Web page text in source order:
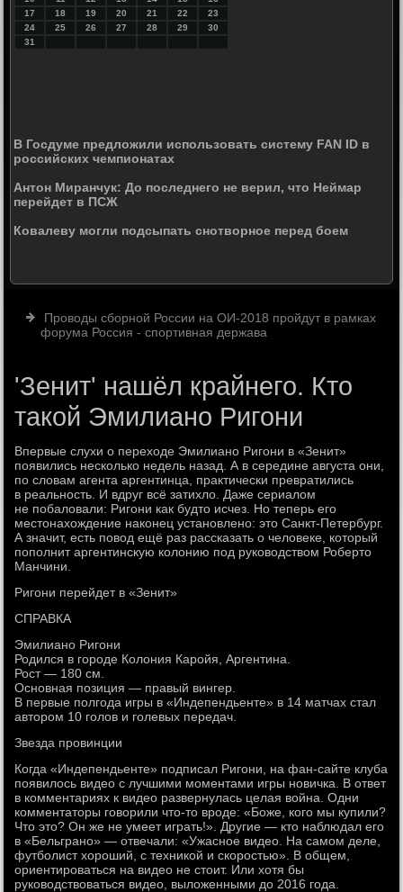
17
18 19 20 21 22
23
24
25 26 27 28 29
30
31
В Госдуме предложили использовать систему FAN ID в
российских чемпионатах
Антон Миранчук: До последнего не верил, что Неймар
перейдет в ПСЖ
Ковалеву могли подсыпать снотворное перед боем
Проводы сборной России на ОИ-2018 пройдут в рамках
форума Россия - спортивная держава
'Зенит' нашёл крайнего. Кто
такой Эмилиано Ригони
Впервые слухи о переходе Эмилиано Ригони в «Зенит»
появились несколько недель назад. А в середине августа они,
по словам агента аргентинца, практически превратились
в реальность. И вдруг всё затихло. Даже сериалом
не побаловали: Ригони как будто исчез. Но теперь его
местонахождение наконец установлено: это Санкт-Петербург.
А значит, есть повод ещё раз рассказать о человеке, который
пополнит аргентинскую колонию под руководством Роберто
Манчини.
Ригони перейдет в «Зенит»
СПРАВКА
Эмилиано Ригони
Родился в городе Колония Каройя, Аргентина.
Рост — 180 см.
Основная позиция — правый вингер.
В первые полгода игры в «Индепендьенте» в 14 матчах стал
автором 10 голов и голевых передач.
Звезда провинции
Когда «Индепендьенте» подписал Ригони, на фан-сайте клуба
появилось видео с лучшими моментами игры новичка. В ответ
в комментариях к видео развернулась целая война. Одни
комментаторы говорили что-то вроде: «Боже, кого мы купили?
Что это? Он же не умеет играть!». Другие — кто наблюдал его
в «Бельграно» — отвечали: «Ужасное видео. На самом деле,
футболист хороший, с техникой и скоростью». В общем,
ориентироваться на видео не стоит. Или хотя бы
руководствоваться видео, выложенными до 2016 года.